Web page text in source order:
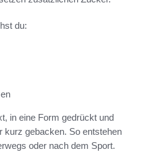
du:
in eine Form gedrückt und
kurz gebacken. So entstehen
oder nach dem Sport.